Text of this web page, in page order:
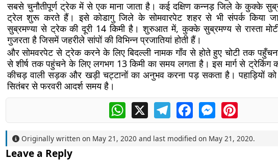
सबसे चुनौतीपूर्ण ट्रेक में से एक माना जाता है। कई दक्षिण कन्नड़ जिले के कुक्के
ट्रेल शुरू करते हैं। इसे कोडागु जिले के सोमवारपेट शहर से भी संपर्क किया
सुब्रमण्या से ट्रेक की दूरी 14 किमी है। शुरुआत में, कुक्के सुब्रमण्य से रास्ता
गुजरता है जिसमें जहरीले सांपों की विभिन्न प्रजातियां होती हैं।
और सोमवरपेट से ट्रेक करने के लिए बिदल्ली नामक गाँव से होते हुए चोटी तक
से शीर्ष तक पहुंचने के लिए लगभग 13 किमी का समय लगता है। इस मार्ग से ट्रेकिंग
कीचड़ वाली सड़क और खड़ी चट्टानों का अनुभव करना पड़ सकता है। पहाड़ियों
सितंबर से फरवरी आदर्श समय है।
WhatsApp
X TelegramFacebookMessengerPinterest
Originally written on May 21, 2020 and last modified on May 21, 2020.
Leave a Reply